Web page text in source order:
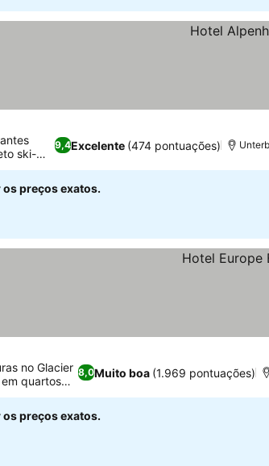
9,4Excelente (474 pontuações)
ski-
os preços exatos.
8,0Muito boa (1.969 pontuações)
no Glacier
quartos
os preços exatos.